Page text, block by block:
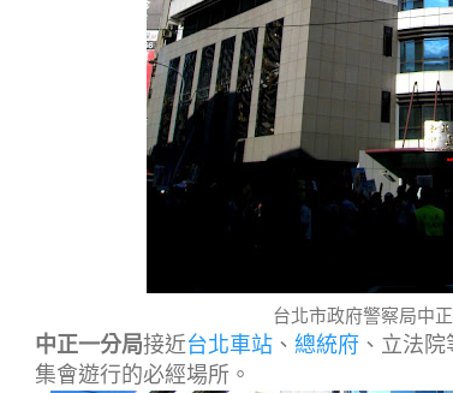
台北市政府警察局中
中正一分局接近台北車站 、 總統府 、立法
集會遊行的必經場所。